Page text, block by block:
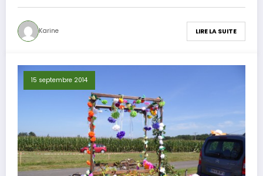
Karine LIRE LA SUITE
15 septembre 2014